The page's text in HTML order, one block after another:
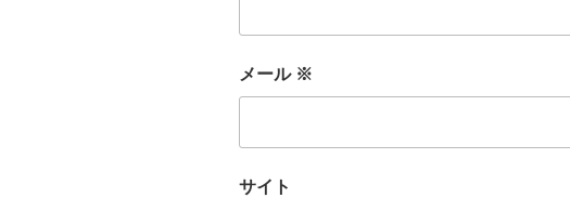
メール ※
サイト